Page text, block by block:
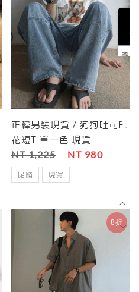
正韓男裝現貨 / 狗狗吐司印
花短T 單一色 現貨
NT 1,225 NT 980
促銷 現貨
8折